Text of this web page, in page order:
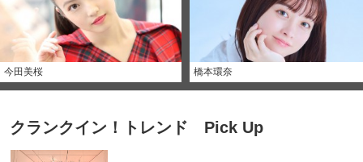
今田美桜 橋本環奈
クランクイン！トレンド Pick Up